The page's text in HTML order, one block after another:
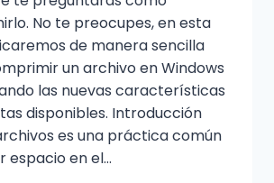
No te preocupes, en esta
de manera sencilla
un archivo en Windows
las nuevas características
disponibles. Introducción
es una práctica común
espacio en el…